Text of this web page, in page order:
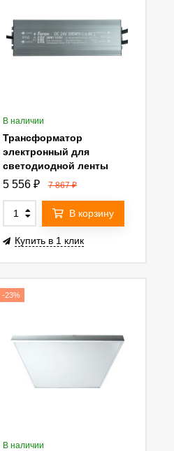
В наличии
Трансформатор
электронный для
светодиодной ленты
Feron LB007 300W 24V
5 556 ₽ 7 867₽
В корзину
Купить в 1 клик
-23%
В наличии